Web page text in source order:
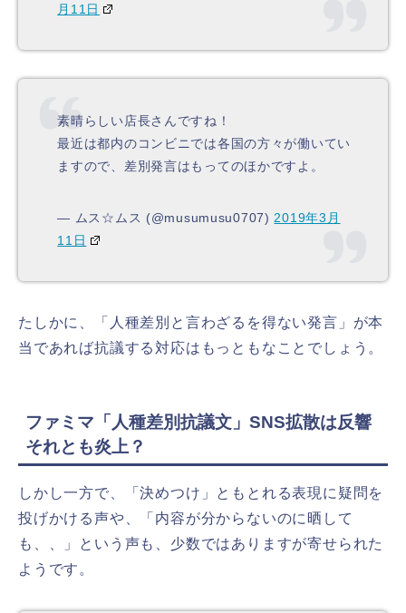
月11日
素晴らしい店長さんですね！
最近は都内のコンビニでは各国の方々が働いてい
ますので、差別発言はもってのほかですよ。
— ムス☆ムス (@musumusu0707) 2019年3月
11日
たしかに、「人種差別と言わざるを得ない発言」が本
当であれば抗議する対応はもっともなことでしょう。
ファミマ「人種差別抗議文」SNS拡散は反響
それとも炎上？
しかし一方で、「決めつけ」ともとれる表現に疑問を
投げかける声や、「内容が分からないのに晒して
も、、」という声も、少数ではありますが寄せられた
ようです。